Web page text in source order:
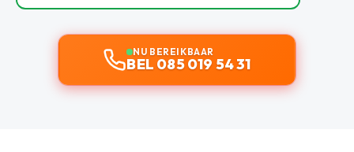
NU BEREIKBAAR
BEL 085 019 54 31